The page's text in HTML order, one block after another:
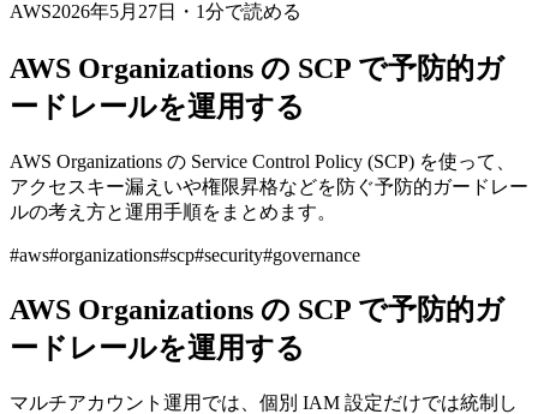
AWS2026年5月27日 ・ 1分で読める
AWS Organizations の SCP で予防的ガ
ードレールを運用する
AWS Organizations の Service Control Policy (SCP) を使って、
アクセスキー漏えいや権限昇格などを防ぐ予防的ガードレー
ルの考え方と運用手順をまとめます。
#aws#organizations#scp#security#governance
AWS Organizations の SCP で予防的ガ
ードレールを運用する
マルチアカウント運用では、個別 IAM 設定だけでは統制し